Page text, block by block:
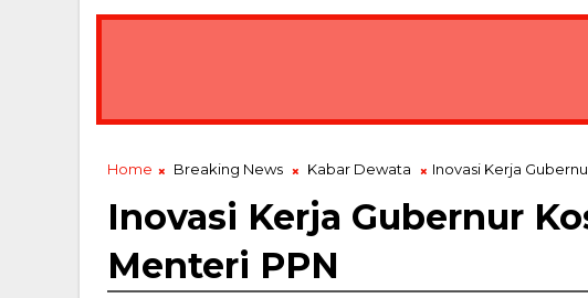
Home Breaking News Kabar Dewata Inovasi Kerja
Inovasi Kerja Gubernur
Menteri PPN